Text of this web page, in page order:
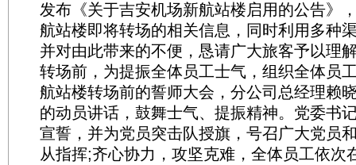
发布《关于吉安机场新航站楼启用的公告》
航站楼即将转场的相关信息，同时利用多种
并对由此带来的不便，恳请广大旅客予以理
转场前，为提振全体员工士气，组织全体员
航站楼转场前的誓师大会，分公司总经理赖
的动员讲话，鼓舞士气、提振精神。党委书
宣誓，并为党员突击队授旗，号召广大党员
从指挥;齐心协力，攻坚克难，全体员工依次